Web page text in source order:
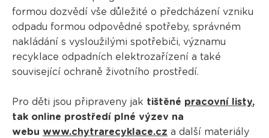
formou dozvědí vše důležité o předcházení vzniku
odpadu formou odpovědné spotřeby, správném
nakládání s vysloužilými spotřebiči, významu
recyklace odpadních elektrozařízení a také
související ochraně životního prostředí.
Pro děti jsou připraveny jak tištěné pracovní listy,
tak online prostředí plné výzev na
webu www.chytrarecyklace.cz a další materiály